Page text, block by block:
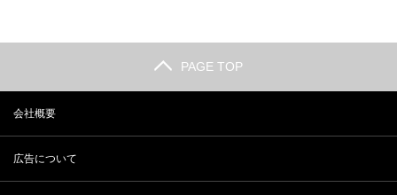
PAGE TOP
会社概要
広告について